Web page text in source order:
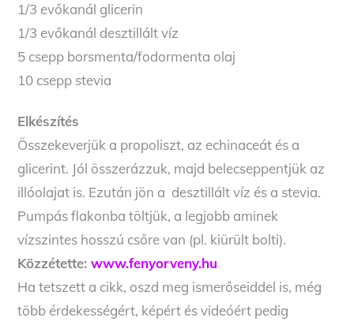
1/3 evőkanál glicerin
1/3 evőkanál desztillált víz
5 csepp borsmenta/fodormenta olaj
10 csepp stevia
Elkészítés
Összekeverjük a propoliszt, az echinaceát és a
glicerint. Jól összerázzuk, majd belecseppentjük az
illóolajat is. Ezután jön a desztillált víz és a stevia.
Pumpás flakonba töltjük, a legjobb aminek
vízszintes hosszú csőre van (pl. kiürült bolti).
Közzétette:www.fenyorveny.hu
Ha tetszett a cikk, oszd meg ismerőseiddel is, még
több érdekességért, képért és videóért pedig